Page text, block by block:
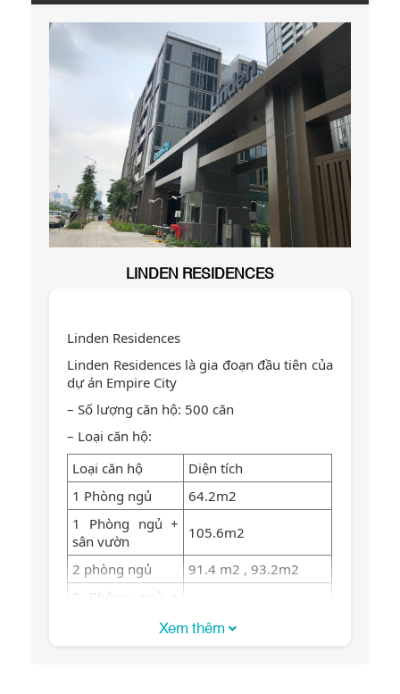
LINDEN RESIDENCES
Linden Residences
Linden Residences là gia đoạn đầu tiên của
dự án Empire City
– Số lượng căn hộ: 500 căn
– Loại căn hộ:
Loại căn hộ
Diện tích
1 Phòng ngủ
64.2m2
1 Phòng ngủ +
sân vườn
105.6m2
2 phòng ngủ
91.4 m2 , 93.2m2
2 Phòng ngủ +
Xem thêm